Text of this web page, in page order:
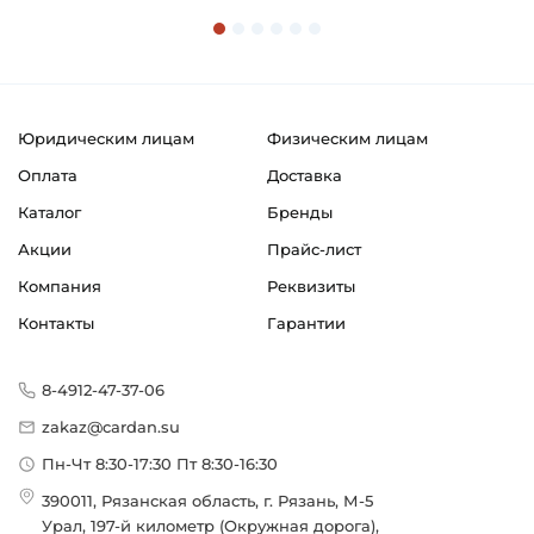
Возможность дополнительной смазки
Bearings Type UY
Страна происхождения:
Сербия
Юридическим лицам
Физическим лицам
Оплата
Доставка
Каталог
Бренды
Акции
Прайс-лист
Компания
Реквизиты
Контакты
Гарантии
8-4912-47-37-06
zakaz@cardan.su
Пн-Чт 8:30-17:30 Пт 8:30-16:30
390011, Рязанская область, г. Рязань, М-5
Урал, 197-й километр (Окружная дорога),